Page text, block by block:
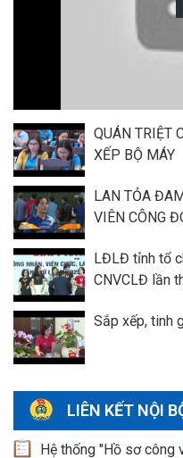
QUÁN TRIỆT
XẾP BỘ MÁY
LAN TỎA
VIÊN CÔNG
LĐLĐ tỉnh tổ
CNVCLĐ lần
Sắp xếp, tinh
LIÊN KẾT NỘI
Hệ thống "Hồ sơ công